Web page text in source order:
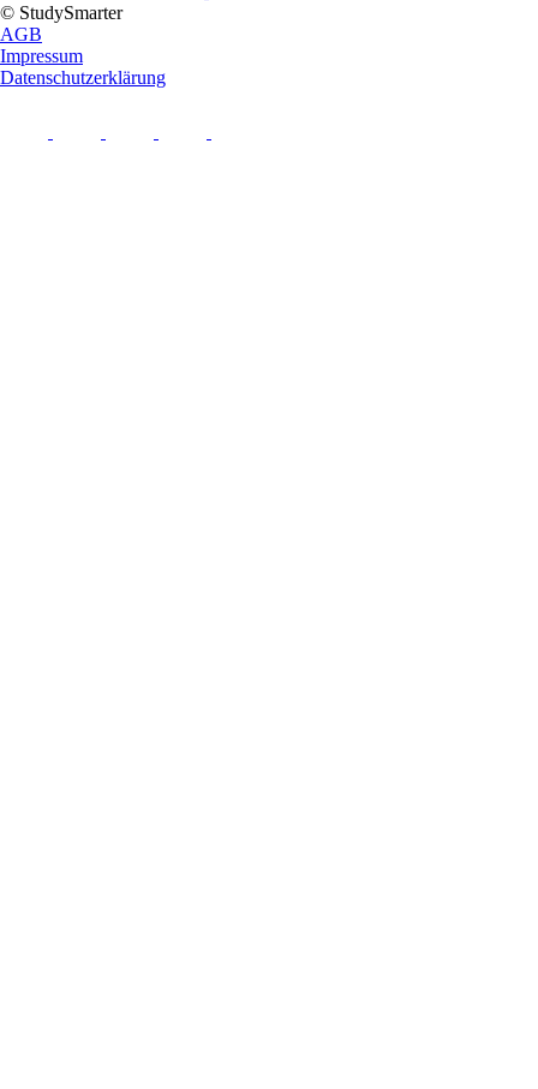
© StudySmarter
AGB
Impressum
Datenschutzerklärung